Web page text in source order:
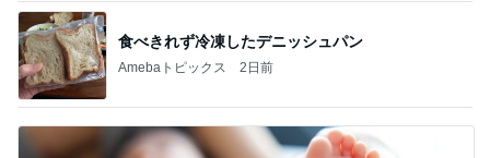
食べきれず冷凍したデニッシュパン
Amebaトピックス 2日前